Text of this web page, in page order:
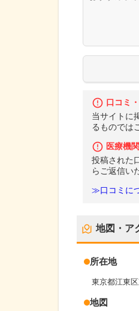
口コミ
当サイトに
るものでは
医療機
投稿された
らご返信い
≫口コミに
地図・ア
所在地
東京都江東
地図